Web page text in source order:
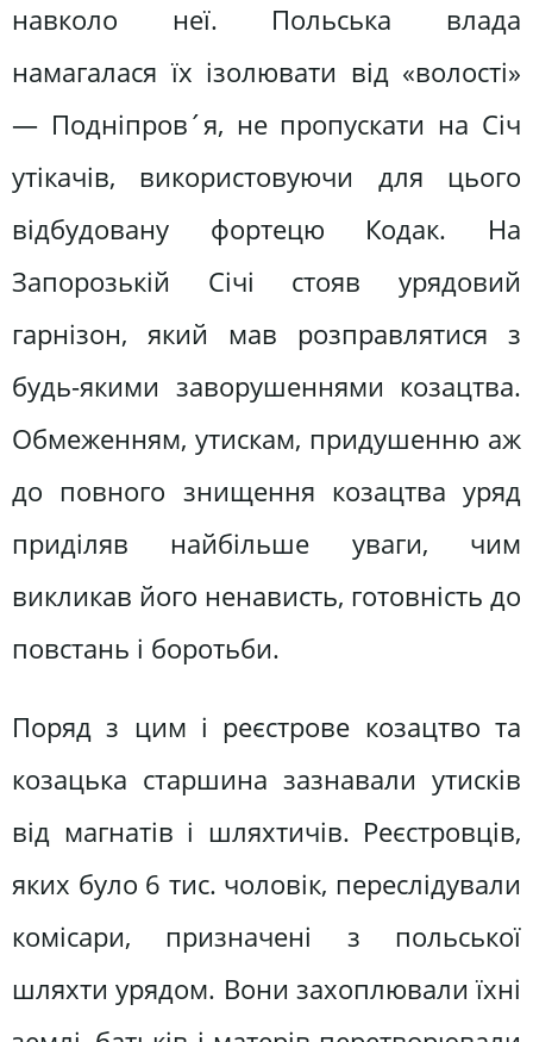
навколо неї. Польська влада
намагалася їх ізолювати від «волості»
— Подніпров´я, не пропускати на Січ
утікачів, використовуючи для цього
відбудовану фортецю Кодак. На
Запорозькій Січі стояв урядовий
гарнізон, який мав розправлятися з
будь-якими заворушеннями козацтва.
Обмеженням, утискам, придушенню аж
до повного знищення козацтва уряд
приділяв найбільше уваги, чим
викликав його ненависть, готовність до
повстань і боротьби.
Поряд з цим і реєстрове козацтво та
козацька старшина зазнавали утисків
від магнатів і шляхтичів. Реєстровців,
яких було 6 тис. чоловік, переслідували
комісари, призначені з польської
шляхти урядом. Вони захоплювали їхні